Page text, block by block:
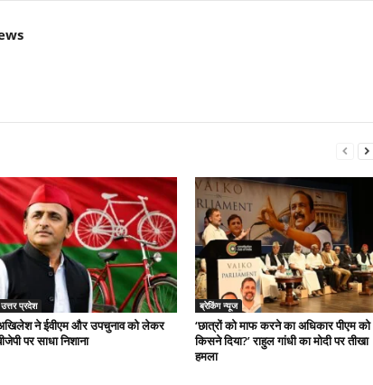
उत्तर प्रदेश
ने ईवीएम और उपचुनाव को लेकर
पर साधा निशाना
ब्रेकिंग न्यूज
‘छात्रों को माफ करने का अधिकार पीएम को
किसने दिया?’ राहुल गांधी का मोदी पर तीखा
हमला